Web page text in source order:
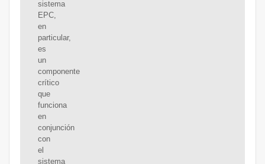
sistema
EPC,
en
particular,
es
un
componente
crítico
que
funciona
en
conjunción
con
el
sistema